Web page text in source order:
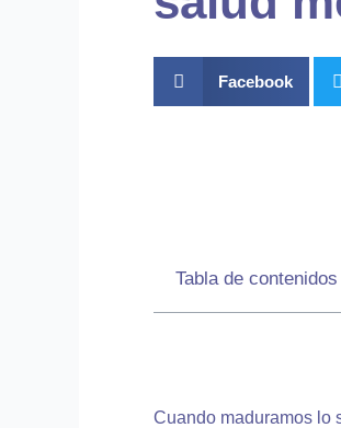
Facebook
Tabla de contenidos
Cuando maduramos lo